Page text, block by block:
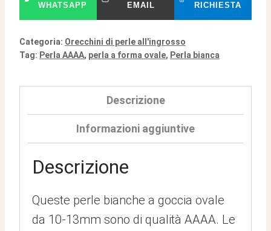
WHATSAPP
EMAIL
RICHIESTA
Categoria: Orecchini di perle all'ingrosso
Tag: Perla AAAA, perla a forma ovale, Perla bianca
Descrizione
Informazioni aggiuntive
Descrizione
Queste perle bianche a goccia ovale
da 10-13mm sono di qualità AAAA. Le